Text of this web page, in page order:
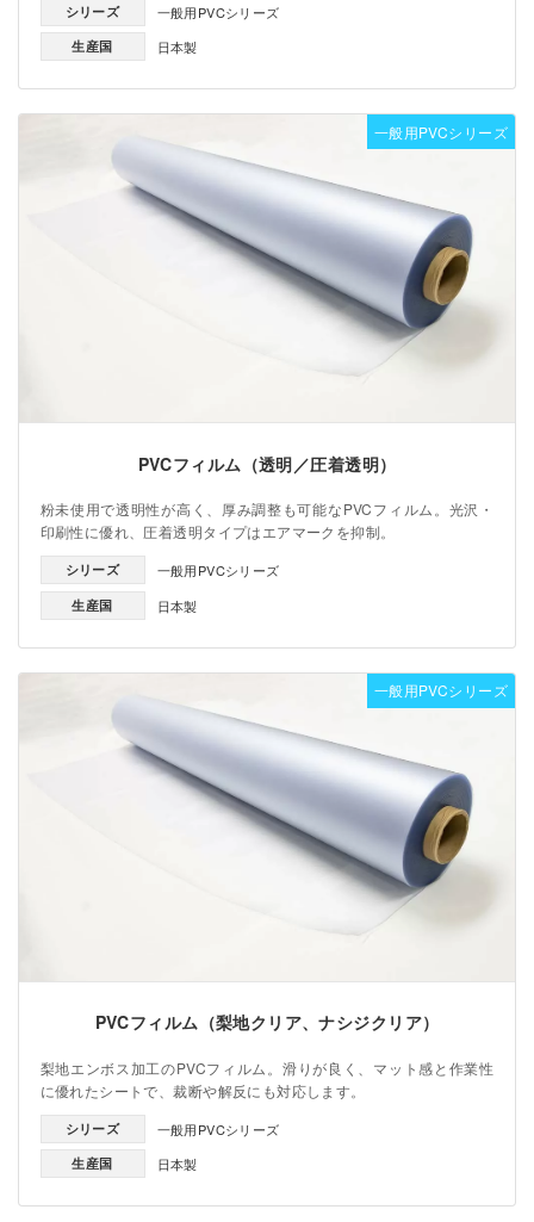
シリーズ 一般用PVCシリーズ
生産国 日本製
一般用PVCシリーズ
PVCフィルム（透明／圧着透明）
粉未使用で透明性が高く、厚み調整も可能なPVCフィルム。光沢・
印刷性に優れ、圧着透明タイプはエアマークを抑制。
シリーズ 一般用PVCシリーズ
生産国 日本製
一般用PVCシリーズ
PVCフィルム（梨地クリア、ナシジクリア）
梨地エンボス加工のPVCフィルム。滑りが良く、マット感と作業性
に優れたシートで、裁断や解反にも対応します。
シリーズ 一般用PVCシリーズ
生産国 日本製